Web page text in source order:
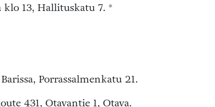
klo 13, Hallituskatu 7. *
Porrassalmenkatu 21.
431, Otavantie 1, Otava.